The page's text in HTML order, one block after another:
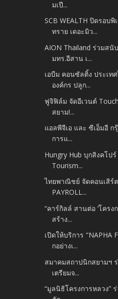
มเปี...
SCB WEALTH ปิดรอบ
ทราย เดอะมิว...
AION Thailand ร่วมสนั
มทร.อีสาน เ...
เอบีม คอนซัลติ้ง ประเท
องค์กร ปลูก...
ฟูจิฟิล์ม จัดอีเวนต์
สยาม!...
แอลพีจีเอ และ ซีเอ็มอี
การแ...
Hungry Hub บุกสิงคโป
Tourism...
ไทยพาณิชย์ จัดคอนเสิร์
PAYROLL...
“คาร์กิลล์ สานต่อ ‘โครง
สร้าง...
เปิดให้บริการ "NAPHA
กอย่างเ...
สมาคมสถาปนิกสยามฯ
เตรียมจ...
“มูลนิธิโครงการหลวง”